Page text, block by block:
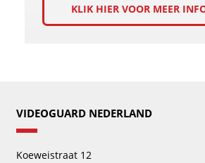
KLIK HIER VOOR MEER
VIDEOGUARD NEDERLAND
Koeweistraat 12